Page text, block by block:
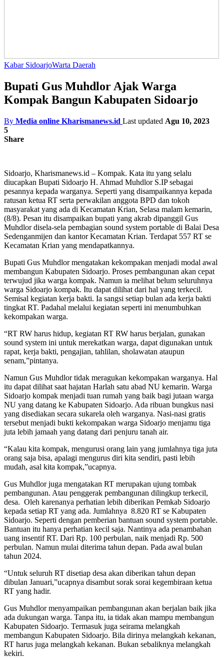
Kabar SidoarjoWarta Daerah
Bupati Gus Muhdlor Ajak Warga
Kompak Bangun Kabupaten Sidoarjo
By Media online Kharismanews.id Last updated Agu 10, 2023
5
Share
Sidoarjo, Kharismanews.id – Kompak. Kata itu yang selalu
diucapkan Bupati Sidoarjo H. Ahmad Muhdlor S.IP sebagai
pesannya kepada warganya. Seperti yang disampaikannya kepada
ratusan ketua RT serta perwakilan anggota BPD dan tokoh
masyarakat yang ada di Kecamatan Krian, Selasa malam kemarin,
(8/8). Pesan itu disampaikan bupati yang akrab dipanggil Gus
Muhdlor disela-sela pembagian sound system portable di Balai Desa
Sedenganmijen dan kantor Kecamatan Krian. Terdapat 557 RT se
Kecamatan Krian yang mendapatkannya.
Bupati Gus Muhdlor mengatakan kekompakan menjadi modal awal
membangun Kabupaten Sidoarjo. Proses pembangunan akan cepat
terwujud jika warga kompak. Namun ia melihat belum seluruhnya
warga Sidoarjo kompak. Itu dapat dilihat dari hal yang terkecil.
Semisal kegiatan kerja bakti. Ia sangsi setiap bulan ada kerja bakti
tingkat RT. Padahal melalui kegiatan seperti ini menumbuhkan
kekompakan warga.
“RT RW harus hidup, kegiatan RT RW harus berjalan, gunakan
sound system ini untuk merekatkan warga, dapat digunakan untuk
rapat, kerja bakti, pengajian, tahlilan, sholawatan ataupun
senam,”pintanya.
Namun Gus Muhdlor tidak meragukan kekompakan warganya. Hal
itu dapat dilihat saat hajatan Harlah satu abad NU kemarin. Warga
Sidoarjo kompak menjadi tuan rumah yang baik bagi jutaan warga
NU yang datang ke Kabupaten Sidoarjo. Ada ribuan bungkus nasi
yang disediakan secara sukarela oleh warganya. Nasi-nasi gratis
tersebut menjadi bukti kekompakan warga Sidoarjo menjamu tiga
juta lebih jamaah yang datang dari penjuru tanah air.
“Kalau kita kompak, mengurusi orang lain yang jumlahnya tiga juta
orang saja bisa, apalagi mengurus diri kita sendiri, pasti lebih
mudah, asal kita kompak,”ucapnya.
Gus Muhdlor juga mengatakan RT merupakan ujung tombak
pembangunan. Atau penggerak pembangunan dilingkup terkecil,
desa. Oleh karenanya perhatian lebih diberikan Pemkab Sidoarjo
kepada setiap RT yang ada. Jumlahnya 8.820 RT se Kabupaten
Sidoarjo. Seperti dengan pemberian bantuan sound system portable.
Bantuan itu hanya perhatian kecil saja. Nantinya ada penambahan
uang insentif RT. Dari Rp. 100 perbulan, naik menjadi Rp. 500
perbulan. Namun mulai diterima tahun depan. Pada awal bulan
tahun 2024.
“Untuk seluruh RT disetiap desa akan diberikan tahun depan
dibulan Januari,”ucapnya disambut sorak sorai kegembiraan ketua
RT yang hadir.
Gus Muhdlor menyampaikan pembangunan akan berjalan baik jika
ada dukungan warga. Tanpa itu, ia tidak akan mampu membangun
Kabupaten Sidoarjo. Termasuk juga seirama melangkah
membangun Kabupaten Sidoarjo. Bila dirinya melangkah kekanan,
RT harus juga melangkah kekanan. Bukan sebaliknya melangkah
kekiri.